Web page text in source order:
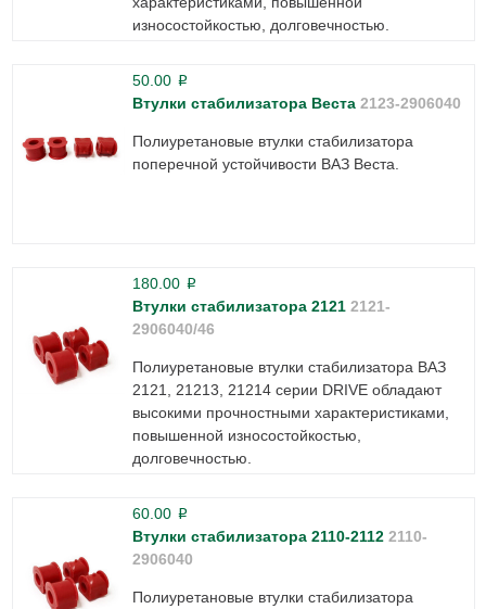
износостойкостью, долговечностью.
50.00 p
Втулки стабилизатора Веста 2123-2906040
Полиуретановые втулки стабилизатора
поперечной устойчивости ВАЗ Веста.
180.00 p
Втулки стабилизатора 2121 2121-
2906040/46
Полиуретановые втулки стабилизатора ВАЗ
2121, 21213, 21214 серии DRIVE обладают
высокими прочностными характеристиками,
повышенной износостойкостью,
долговечностью.
60.00 p
Втулки стабилизатора 2110-2112 2110-
2906040
Полиуретановые втулки стабилизатора